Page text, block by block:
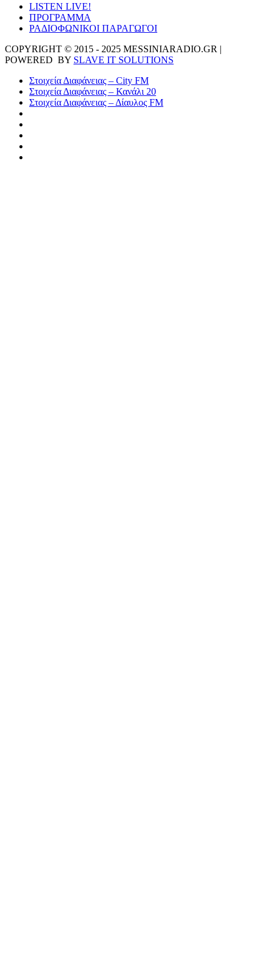
LISTEN LIVE!
ΠΡΟΓΡΑΜΜΑ
ΡΑΔΙΟΦΩΝΙΚΟΙ ΠΑΡΑΓΩΓΟΙ
COPYRIGHT © 2015 - 2025 MESSINIARADIO.GR |
POWERED BY SLAVE IT SOLUTIONS
Στοιχεία Διαφάνειας – City FM
Στοιχεία Διαφάνειας – Κανάλι 20
Στοιχεία Διαφάνειας – Δίαυλος FM